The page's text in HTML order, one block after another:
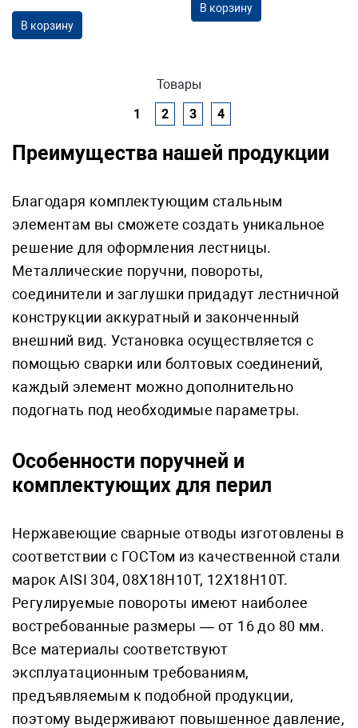
В корзину
В корзину
Товары
1
2 3 4
Преимущества нашей продукции
Благодаря комплектующим стальным
элементам вы сможете создать уникальное
решение для оформления лестницы.
Металлические поручни, повороты,
соединители и заглушки придадут лестничной
конструкции аккуратный и законченный
внешний вид. Установка осуществляется с
помощью сварки или болтовых соединений,
каждый элемент можно дополнительно
подогнать под необходимые параметры.
Особенности поручней и
комплектующих для перил
Нержавеющие сварные отводы изготовлены в
соответствии с ГОСТом из качественной стали
марок AISI 304, 08Х18Н10Т, 12Х18Н10Т.
Регулируемые повороты имеют наиболее
востребованные размеры ― от 16 до 80 мм.
Все материалы соответствуют
эксплуатационным требованиям,
предъявляемым к подобной продукции,
поэтому выдерживают повышенное давление,